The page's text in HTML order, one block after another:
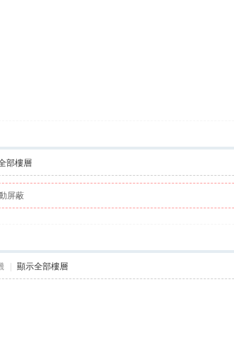
部樓層
屏蔽
顯示全部樓層